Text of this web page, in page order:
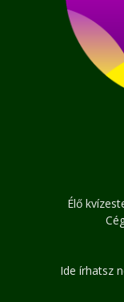
Élő
Ide írhatsz